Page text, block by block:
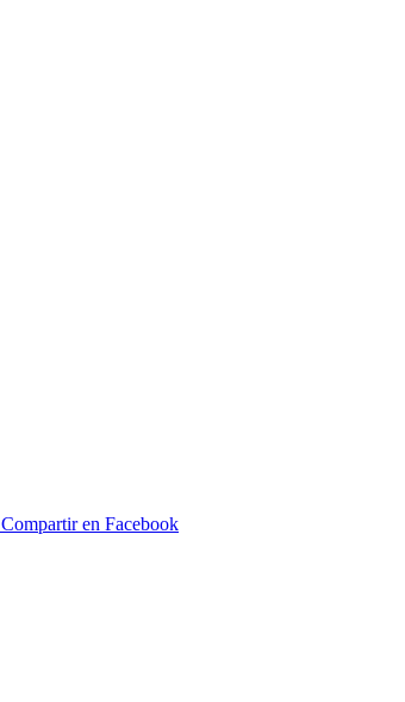
Compartir en Facebook